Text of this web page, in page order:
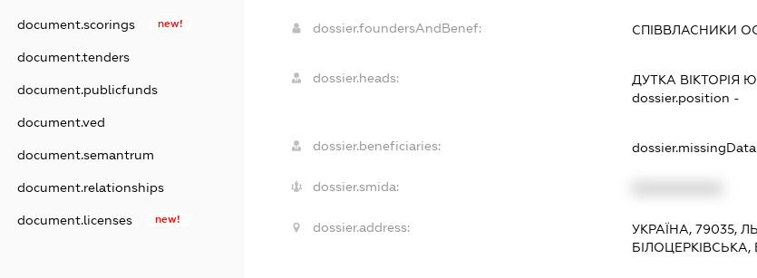
document.scorings new!
document.tenders
document.publicfunds
document.ved
document.semantrum
document.relationships
document.licenses new!
dossier.foundersAndBenef: СПІВВЛАСНИКИ
dossier.heads: ДУТКА ВІКТОРІЯ
dossier.position -
dossier.beneficiaries: dossier.missingData
dossier.smida:
dossier.address:
УКРАЇНА, 79035,